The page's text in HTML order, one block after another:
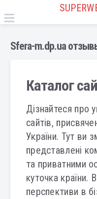
Sfera-m.dp.ua
Каталог
Дізнайтеся про
сайтів,
України. Тут ви
представлені
та приватними
куточка країни.
перспективи в